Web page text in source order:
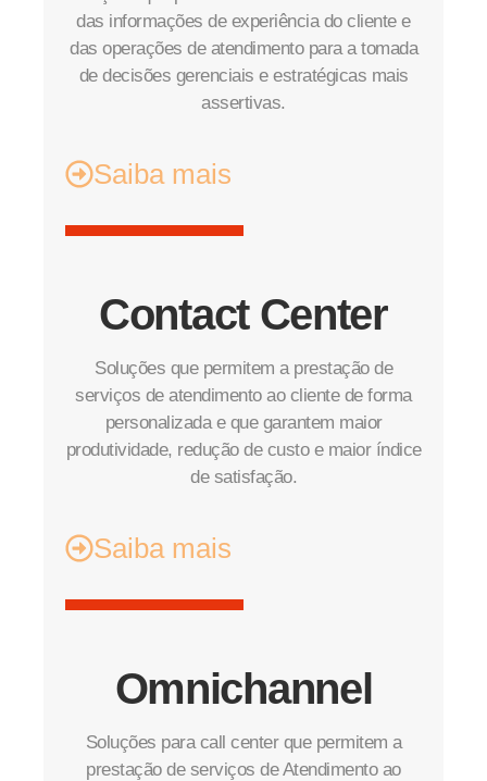
das informações de experiência do cliente e
das operações de atendimento para a tomada
de decisões gerenciais e estratégicas mais
assertivas.
Saiba mais
Contact Center
Soluções que permitem a prestação de
serviços de atendimento ao cliente de forma
personalizada e que garantem maior
produtividade, redução de custo e maior índice
de satisfação.
Saiba mais
Omnichannel
Soluções para call center que permitem a
prestação de serviços de Atendimento ao